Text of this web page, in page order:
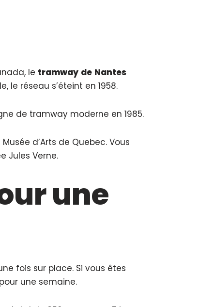
le tramway de Nantes
le réseau s’éteint en 1958.
de tramway moderne en 1985.
d’Arts de Quebec. Vous
Jules Verne.
une
fois sur place. Si vous êtes
pour une semaine.